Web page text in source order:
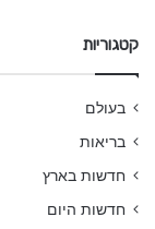
קטגוריות
בעולם
בריאות
חדשות בארץ
חדשות היום